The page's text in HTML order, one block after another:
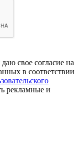
свое согласие на
в соответствии
рекламные и